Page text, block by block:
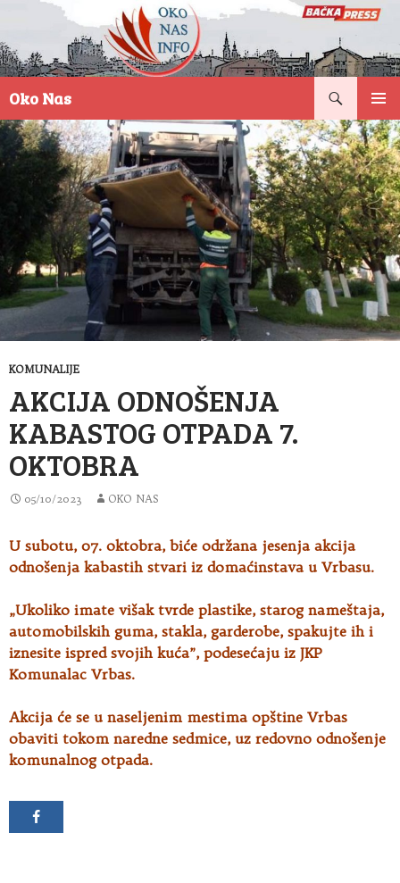
Oko Nas
NA
SADRŽAJ
KOMUNALIJE
AKCIJA ODNOŠENJA
KABASTOG OTPADA 7.
OKTOBRA
05/10/2023 OKO NAS
U subotu, 07. oktobra, biće održana jesenja akcija
odnošenja kabastih stvari iz domaćinstava u Vrbasu.
„Ukoliko imate višak tvrde plastike, starog nameštaja,
automobilskih guma, stakla, garderobe, spakujte ih i
iznesite ispred svojih kuća”, podesećaju iz JKP
Komunalac Vrbas.
Akcija će se u naseljenim mestima opštine Vrbas
obaviti tokom naredne sedmice, uz redovno odnošenje
komunalnog otpada.